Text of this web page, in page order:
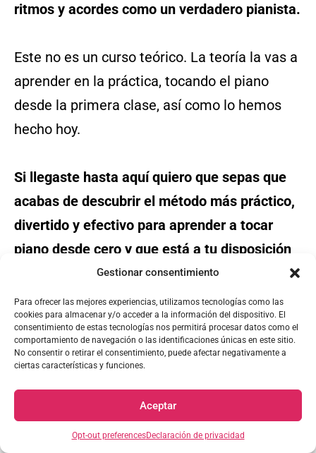
Gestionar consentimiento
Para ofrecer las mejores experiencias, utilizamos tecnologías como las
cookies para almacenar y/o acceder a la información del dispositivo. El
consentimiento de estas tecnologías nos permitirá procesar datos como el
comportamiento de navegación o las identificaciones únicas en este sitio.
No consentir o retirar el consentimiento, puede afectar negativamente a
ciertas características y funciones.
Aceptar
Opt-out preferencesDeclaración de privacidad
ritmos y acordes como un verdadero pianista.
Este no es un curso teórico. La teoría la vas a
aprender en la práctica, tocando el piano
desde la primera clase, así como lo hemos
hecho hoy.
Si llegaste hasta aquí quiero que sepas que
acabas de descubrir el método más práctico,
divertido y efectivo para aprender a tocar
piano desde cero y que está a tu disposición
con un sólo pago con acceso de por vida y
con unaoferta especial disponible sólo por 48
horas al hacer clic en el siguiente botón ⤵
Obtener oferta
¡No la dejes pasar!